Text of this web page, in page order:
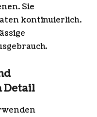
Sie
kontinuierlich.
Detail